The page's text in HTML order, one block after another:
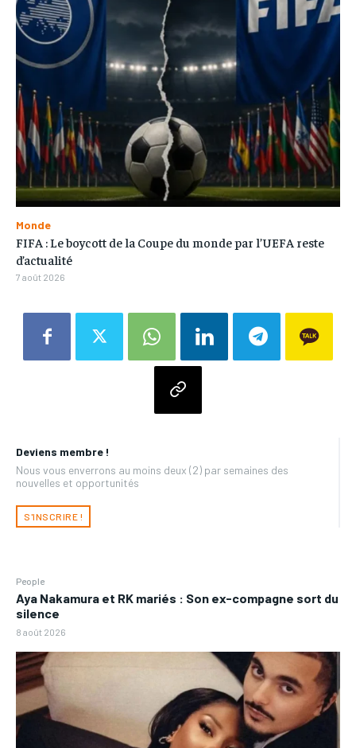
Deviens membre !
Nous vous enverrons au moins deux (2) par semaines des
nouvelles et opportunités
S'INSCRIRE !
People
Aya Nakamura et RK mariés : Son ex-compagne sort du
silence
8 août 2026
Monde
FIFA : Le boycott de la Coupe du monde par l’UEFA reste
d’actualité
7 août 2026